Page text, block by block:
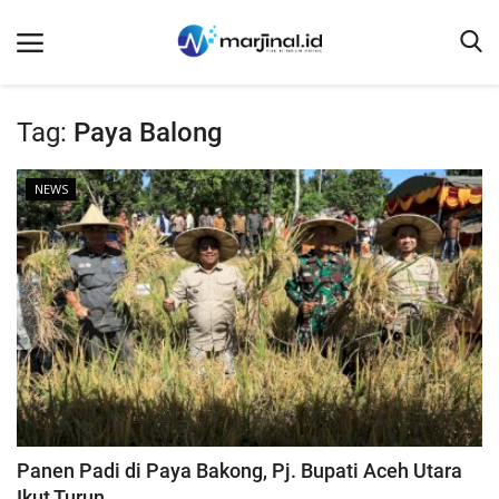
Beranda
NEWS
Redaksi
EDUKASI
SOSOK
LINTAS DESA
WISATA
Tag: Paya Balong
NEWS
Panen Padi di Paya Bakong, Pj. Bupati Aceh Utara